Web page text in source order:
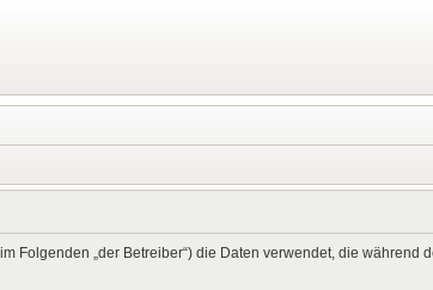
Folgenden „der Betreiber“) die Daten verwendet, die während